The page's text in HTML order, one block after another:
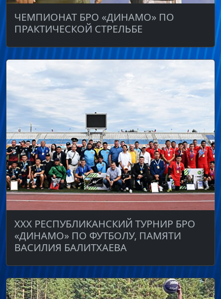
ЧЕМПИОНАТ БРО «ДИНАМО» ПО
ПРАКТИЧЕСКОЙ СТРЕЛЬБЕ
ХХХ РЕСПУБЛИКАНСКИЙ ТУРНИР БРО
«ДИНАМО» ПО ФУТБОЛУ, ПАМЯТИ
ВАСИЛИЯ БАЛИТХАЕВА